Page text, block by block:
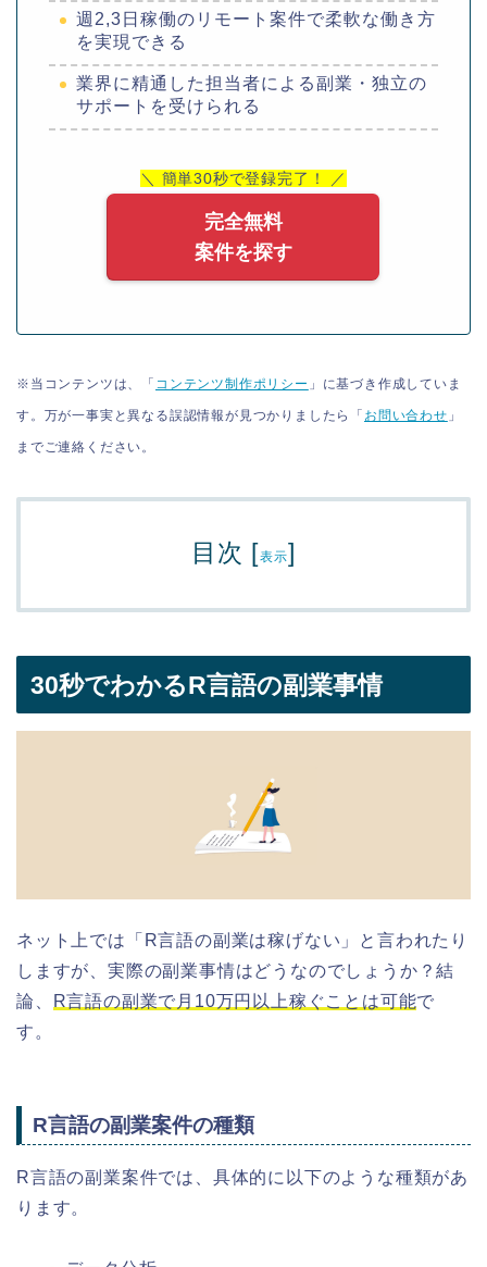
週2,3日稼働のリモート案件で柔軟な働き方
を実現できる
業界に精通した担当者による副業・独立の
サポートを受けられる
＼ 簡単30秒で登録完了！ ／
完全無料
案件を探す
※当コンテンツは、「 コンテンツ制作ポリシー 」に基づき作成していま
す。万が一事実と異なる誤認情報が見つかりましたら「 お問い合わせ 」
までご連絡ください。
目次 [表示]
30秒でわかるR言語の副業事情
ネット上では「R言語の副業は稼げない」と言われたり
しますが、実際の副業事情はどうなのでしょうか？結
論、
R言語の副業で月10万円以上稼ぐことは可能で
す。
R言語の副業案件の種類
R言語の副業案件では、具体的に以下のような種類があ
ります。